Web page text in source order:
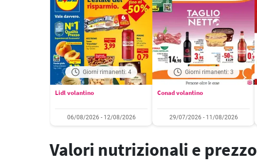
Giorni rimanenti: 4
Lidl volantino
06/08/2026 - 12/08/2026
Giorni rimanenti: 3
Conad volantino
29/07/2026 - 11/08/2026
Valori nutrizionali e prezzo